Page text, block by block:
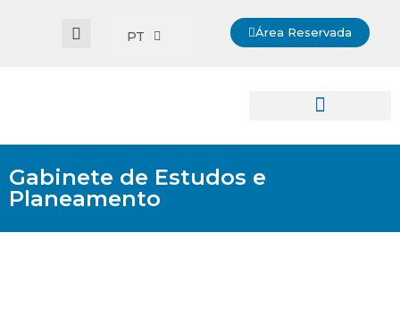
PT Área Reservada
Gabinete de Estudos e
Planeamento